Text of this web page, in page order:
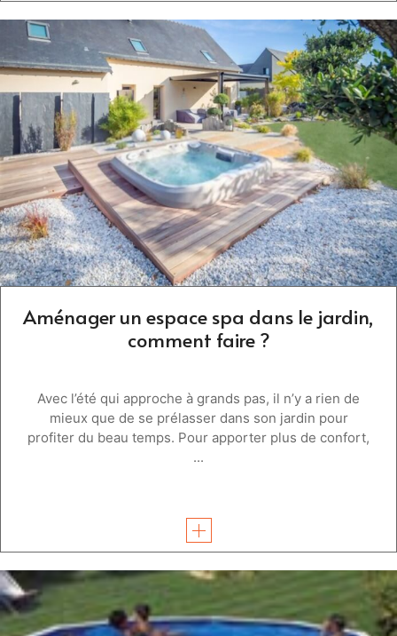
Aménager un espace spa dans le jardin,
comment faire ?
Avec l’été qui approche à grands pas, il n’y a rien de
mieux que de se prélasser dans son jardin pour
profiter du beau temps. Pour apporter plus de confort,
...